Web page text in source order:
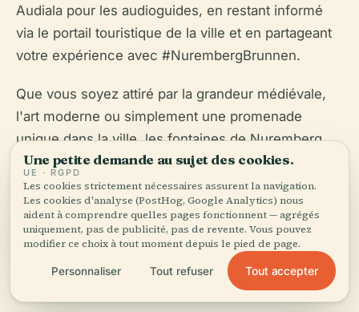
Audiala pour les audioguides, en restant informé
via le portail touristique de la ville et en partageant
votre expérience avec #NurembergBrunnen.
Que vous soyez attiré par la grandeur médiévale,
l'art moderne ou simplement une promenade
unique dans la ville, les fontaines de Nuremberg
promettent une aventure mémorable et
culturellement enrichissante
tourismus.nuernberg.de,explorial.com,
inuremberg.com ).
Une petite demande au sujet des cookies.
UE · RGPD
Les cookies strictement nécessaires assurent la navigation.
Les cookies d'analyse (PostHog, Google Analytics) nous
aident à comprendre quelles pages fonctionnent — agrégés
uniquement, pas de publicité, pas de revente. Vous pouvez
modifier ce choix à tout moment depuis le pied de page.
Personnaliser Tout refuser Tout accepter